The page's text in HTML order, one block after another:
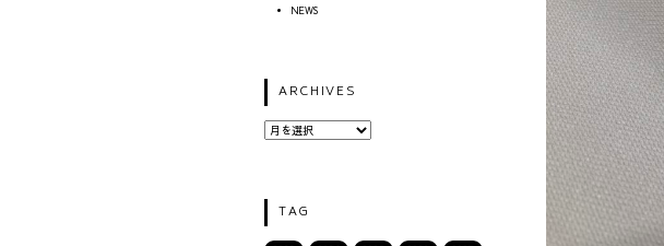
NEWS
ARCHIVES
TAG